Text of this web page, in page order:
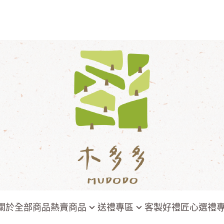
於全部商品熱賣商品 送禮專區 客製好禮 匠心選禮